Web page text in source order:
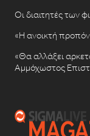
Οι διαιτητές των
«Η ανοικτή
«Θα αλλάξει
Αμμόχωστος